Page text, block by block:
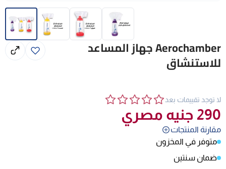
Aerochamber جهاز المساعد
للاستنشاق
لا توجد تقييمات بعد
290 جنيه مصري
مقارنة المنتجات
متوفر في المخزون
ضمان سنتين